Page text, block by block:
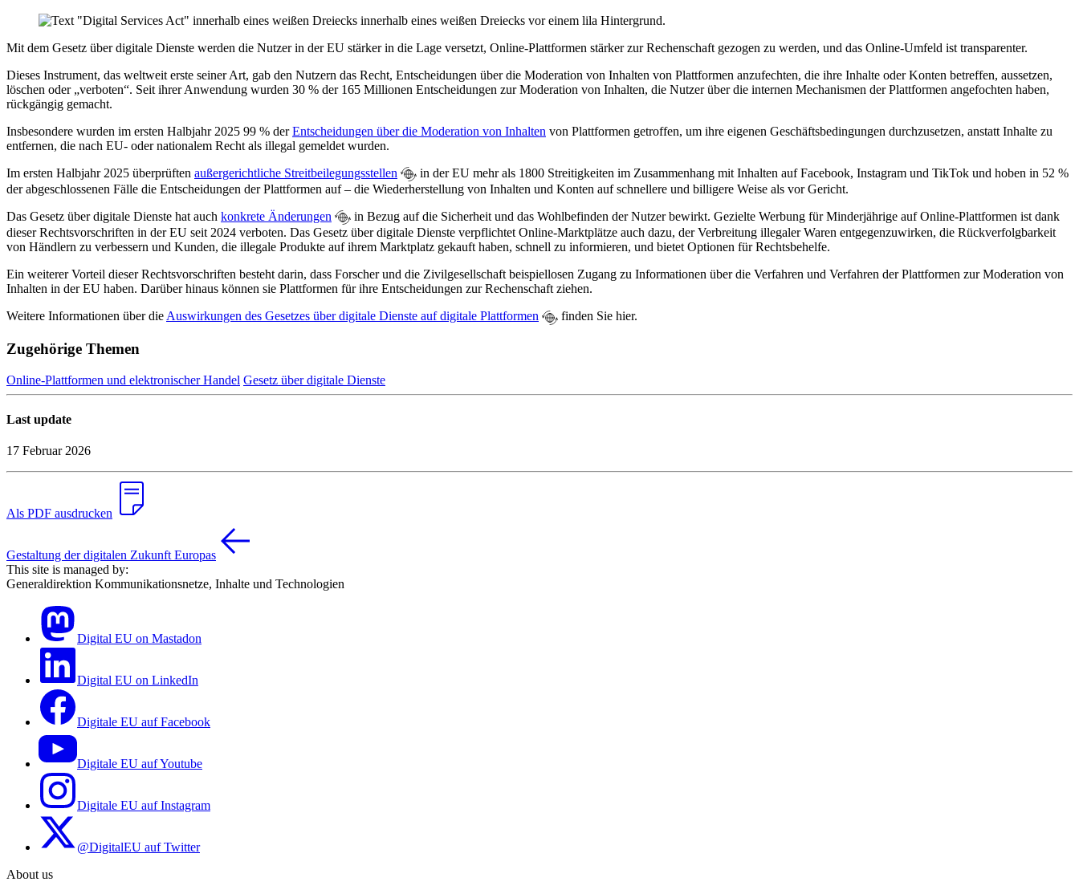
Mit dem Gesetz über digitale Dienste werden die Nutzer in der EU stärker in die Lage versetzt, Online-Plattformen stärker zur Rechenschaft gezogen zu werden, und das Online-Umfeld ist transparenter.
Dieses Instrument, das weltweit erste seiner Art, gab den Nutzern das Recht, Entscheidungen über die Moderation von Inhalten von Plattformen anzufechten, die ihre Inhalte oder Konten betreffen, aussetzen,
löschen oder „verboten“. Seit ihrer Anwendung wurden 30 % der 165 Millionen Entscheidungen zur Moderation von Inhalten, die Nutzer über die internen Mechanismen der Plattformen angefochten haben,
rückgängig gemacht.
Insbesondere wurden im ersten Halbjahr 2025 99 % derEntscheidungen über die Moderation von Inhalten von Plattformen getroffen, um ihre eigenen Geschäftsbedingungen durchzusetzen, anstatt Inhalte zu
entfernen, die nach EU- oder nationalem Recht als illegal gemeldet wurden.
Im ersten Halbjahr 2025 überprüften außergerichtliche Streitbeilegungsstellen
in der EU mehr als 1800 Streitigkeiten im Zusammenhang mit Inhalten auf Facebook, Instagram und TikTok und hoben in 52 %
der abgeschlossenen Fälle die Entscheidungen der Plattformen auf – die Wiederherstellung von Inhalten und Konten auf schnellere und billigere Weise als vor Gericht.
Das Gesetz über digitale Dienste hat auch konkrete Änderungen
in Bezug auf die Sicherheit und das Wohlbefinden der Nutzer bewirkt. Gezielte Werbung für Minderjährige auf Online-Plattformen ist dank
dieser Rechtsvorschriften in der EU seit 2024 verboten. Das Gesetz über digitale Dienste verpflichtet Online-Marktplätze auch dazu, der Verbreitung illegaler Waren entgegenzuwirken, die Rückverfolgbarkeit
von Händlern zu verbessern und Kunden, die illegale Produkte auf ihrem Marktplatz gekauft haben, schnell zu informieren, und bietet Optionen für Rechtsbehelfe.
Ein weiterer Vorteil dieser Rechtsvorschriften besteht darin, dass Forscher und die Zivilgesellschaft beispiellosen Zugang zu Informationen über die Verfahren und Verfahren der Plattformen zur Moderation von
Inhalten in der EU haben. Darüber hinaus können sie Plattformen für ihre Entscheidungen zur Rechenschaft ziehen.
Weitere Informationen über die Auswirkungen des Gesetzes über digitale Dienste auf digitale Plattformen finden Sie hier.
Zugehörige Themen
Online-Plattformen und elektronischer Handel Gesetz über digitale Dienste
Last update
17 Februar 2026
Als PDF ausdrucken
Gestaltung der digitalen Zukunft Europas
This site is managed by:
Generaldirektion Kommunikationsnetze, Inhalte und Technologien
Digital EU on Mastadon
Digital EU on LinkedIn
Digitale EU auf Facebook
Digitale EU auf Youtube
Digitale EU auf Instagram
@DigitalEU auf Twitter
About us